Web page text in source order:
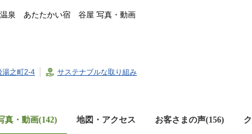
泉 あたたかい宿 谷屋 写真・動画
湯之町2-4 サステナブルな取り組み
真・動画(142) 地図・アクセス お客さまの声(156)